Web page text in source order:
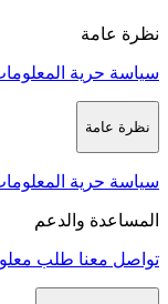
نظرة عامة
سياسة حرية
نظرة عامة
سياسة حرية
المساعدة والدعم
تواصل معنا طلب